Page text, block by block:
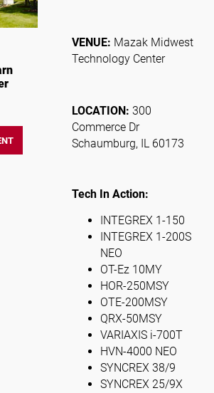
VENUE: Mazak Midwest
Technology Center
LOCATION: 300
Commerce Dr
Schaumburg, IL 60173
Tech In Action:
INTEGREX 1-150
INTEGREX 1-200S
NEO
OT-Ez 10MY
HOR-250MSY
OTE-200MSY
QRX-50MSY
VARIAXIS i-700T
HVN-4000 NEO
SYNCREX 38/9
SYNCREX 25/9X